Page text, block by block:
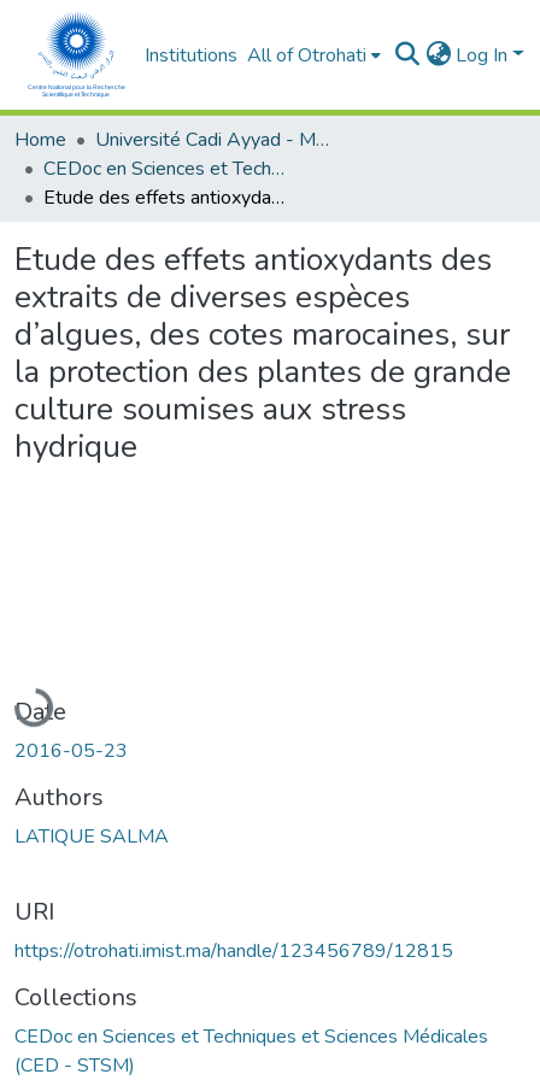
Institutions All of Otrohati Log In
Home
Université Cadi Ayyad - Marrakech
CEDoc en Sciences et Techniques et Sciences Médicales (CED - STSM)
Etude des effets antioxydants des extraits de diverses espèces d’algues, des cotes marocaines, sur la protection des plantes de grande culture soumises aux stress hydrique
Etude des effets antioxydants des
extraits de diverses espèces
d’algues, des cotes marocaines, sur
la protection des plantes de grande
culture soumises aux stress
hydrique
Loading...
Date
2016-05-23
Authors
LATIQUE SALMA
URI
https://otrohati.imist.ma/handle/123456789/12815
Collections
CEDoc en Sciences et Techniques et Sciences Médicales
(CED - STSM)